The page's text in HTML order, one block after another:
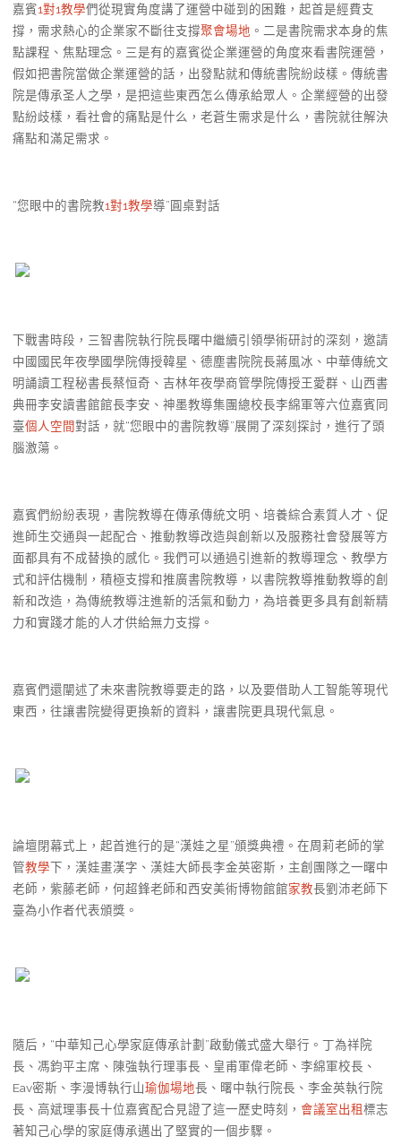
嘉賓1對1教學們從現實角度講了運營中碰到的困難，起首是經費支
撐，需求熱心的企業家不斷往支撐聚會場地 。二是書院需求本身的焦
點課程、焦點理念。三是有的嘉賓從企業運營的角度來看書院運營，
假如把書院當做企業運營的話，出發點就和傳統書院紛歧樣。傳統書
院是傳承圣人之學，是把這些東西怎么傳承給眾人。企業經營的出發
點紛歧樣，看社會的痛點是什么，老蒼生需求是什么，書院就往解決
痛點和滿足需求。
“您眼中的書院教1對1教學導”圓桌對話
下戰書時段，三智書院執行院長曙中繼續引領學術研討的深刻，邀請
中國國民年夜學國學院傳授韓星、德塵書院院長蔣風冰、中華傳統文
明誦讀工程秘書長蔡恒奇、吉林年夜學商管學院傳授王愛群、山西書
典冊李安讀書館館長李安、神墨教導集團總校長李綿軍等六位嘉賓同
臺個人空間對話，就“您眼中的書院教導”展開了深刻探討，進行了頭
腦激蕩。
嘉賓們紛紛表現，書院教導在傳承傳統文明、培養綜合素質人才、促
進師生交通與一起配合、推動教導改造與創新以及服務社會發展等方
面都具有不成替換的感化。我們可以通過引進新的教導理念、教學方
式和評估機制，積極支撐和推廣書院教導，以書院教導推動教導的創
新和改造，為傳統教導注進新的活氣和動力，為培養更多具有創新精
力和實踐才能的人才供給無力支撐。
嘉賓們還闡述了未來書院教導要走的路，以及要借助人工智能等現代
東西，往讓書院變得更換新的資料，讓書院更具現代氣息。
論壇閉幕式上，起首進行的是“漢娃之星”頒獎典禮。在周莉老師的掌
管教學下，漢娃畫漢字、漢娃大師長李金英密斯，主創團隊之一曙中
老師，紫藤老師，何超鋒老師和西安美術博物館館家教長劉沛老師下
臺為小作者代表頒獎。
隨后，“中華知己心學家庭傳承計劃”啟動儀式盛大舉行。丁為祥院
長、馮鈞平主席、陳強執行理事長、皇甫軍偉老師、李綿軍校長、
Eav密斯、李漫博執行山瑜伽場地長、曙中執行院長、李金英執行院
長、高斌理事長十位嘉賓配合見證了這一歷史時刻， 會議室出租標志
著知己心學的家庭傳承邁出了堅實的一個步驟。